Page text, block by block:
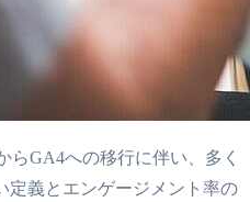
らGA4への移行に伴い、多く
定義とエンゲージメント率の